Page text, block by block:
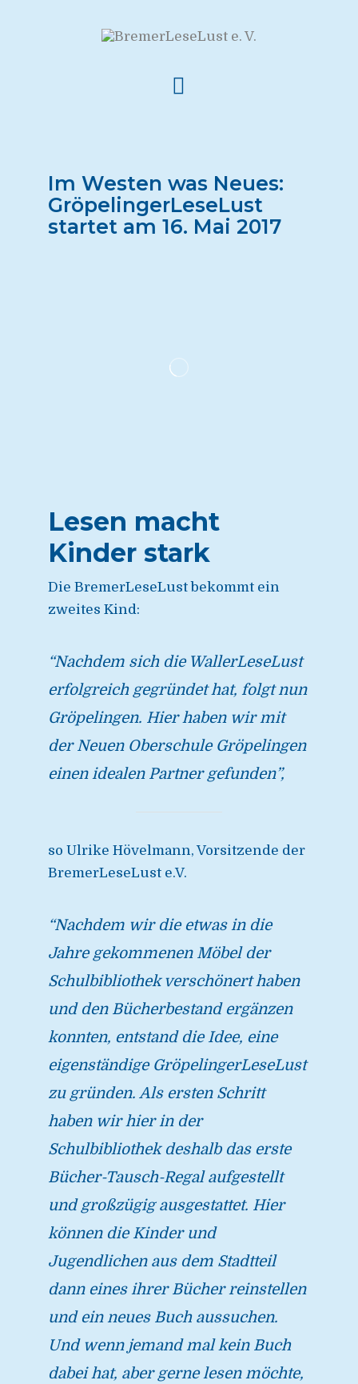
Im Westen was Neues:
GröpelingerLeseLust
startet am 16. Mai 2017
Lesen macht
Kinder stark
Die BremerLeseLust bekommt ein
zweites Kind:
“Nachdem sich die WallerLeseLust
erfolgreich gegründet hat, folgt nun
Gröpelingen. Hier haben wir mit
der Neuen Oberschule Gröpelingen
einen idealen Partner gefunden”,
so Ulrike Hövelmann, Vorsitzende der
BremerLeseLust e.V.
“Nachdem wir die etwas in die
Jahre gekommenen Möbel der
Schulbibliothek verschönert haben
und den Bücherbestand ergänzen
konnten, entstand die Idee, eine
eigenständige GröpelingerLeseLust
zu gründen. Als ersten Schritt
haben wir hier in der
Schulbibliothek deshalb das erste
Bücher-Tausch-Regal aufgestellt
und großzügig ausgestattet. Hier
können die Kinder und
Jugendlichen aus dem Stadtteil
dann eines ihrer Bücher reinstellen
und ein neues Buch aussuchen.
Und wenn jemand mal kein Buch
dabei hat, aber gerne lesen möchte,